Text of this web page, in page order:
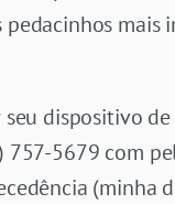
mais
seu dispositivo
757-5679 com
(minha